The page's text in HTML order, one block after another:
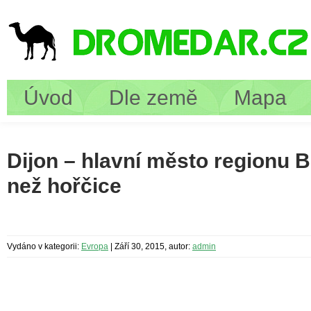
Úvod Dle země Mapa
Dijon – hlavní město regionu
než hořčice
Vydáno v kategorii: Evropa Září 30, 2015, autor: admin